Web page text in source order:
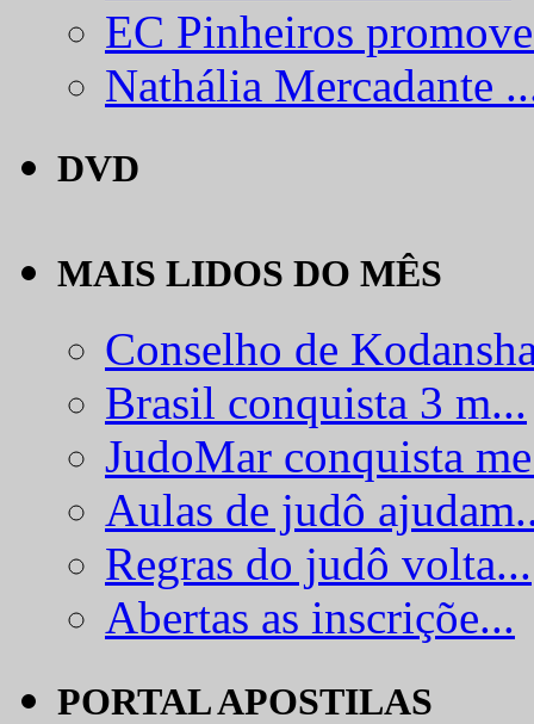
EC Pinheiros
Nathália Mercadante
DVD
MAIS LIDOS DO MÊS
Conselho de
Brasil conquista 3 m...
JudoMar conquista
Aulas de judô
Regras do judô volta...
Abertas as inscriçõe...
PORTAL APOSTILAS